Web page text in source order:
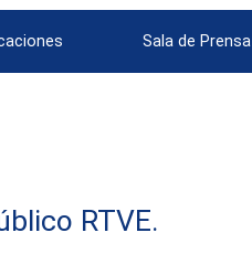
Sala de Prensa
RTVE.